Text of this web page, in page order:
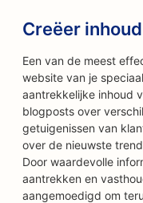
Creëer
Een van de meest
website van je
aantrekkelijke inhoud
blogposts over
getuigenissen van
over de nieuwste
Door waardevolle
aantrekken en
aangemoedigd om